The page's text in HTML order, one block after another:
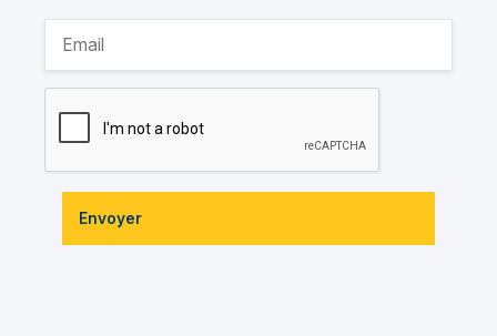
Envoyer